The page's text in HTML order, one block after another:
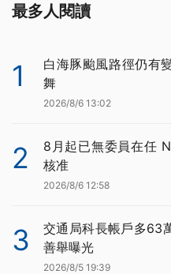
最多人閱讀
1
白海豚颱風路徑仍有
舞
2026/8/6 13:02
2
8月起已無委員在任
核准
2026/8/6 12:58
3
交通局科長帳戶多63
善舉曝光
2026/8/5 19:39